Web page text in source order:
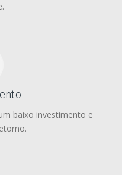
baixo investimento e